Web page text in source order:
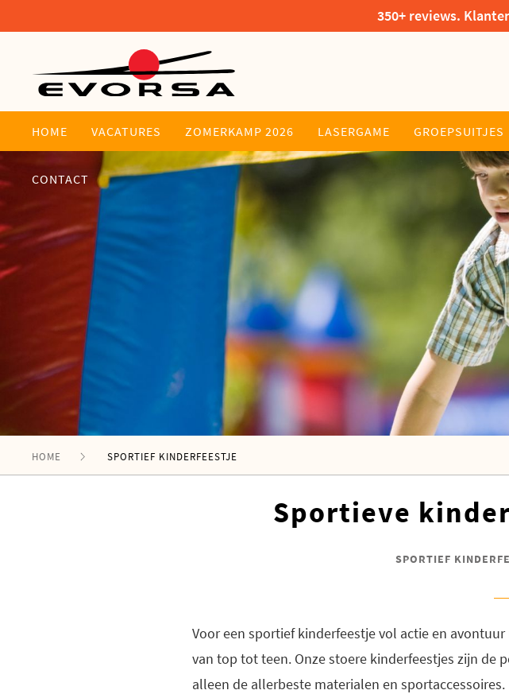
350+ reviews.
HOME VACATURES ZOMERKAMP 2026 LASERGAME GROEPSUITJES
CONTACT
HOME SPORTIEF KINDERFEESTJE
Sportieve
SPORTIEF
Voor een sportief kinderfeestje vol actie en
van top tot teen. Onze stoere kinderfeestjes zijn de
alleen de allerbeste materialen en